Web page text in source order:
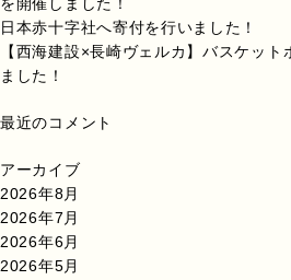
日本赤十字社へ寄付を行いました！
【西海建設×長崎ヴェルカ】バスケッ
ました！
最近のコメント
アーカイブ
2026年8月
2026年7月
2026年6月
2026年5月